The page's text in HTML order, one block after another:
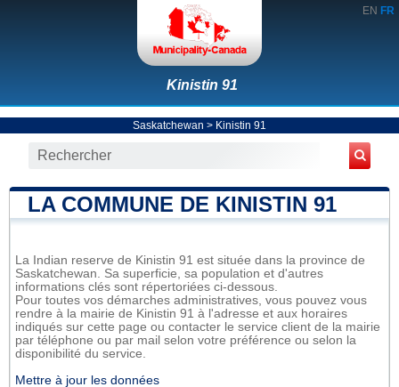
EN FR
Kinistin 91
Saskatchewan > Kinistin 91
LA COMMUNE DE KINISTIN 91
La Indian reserve de Kinistin 91 est située dans la province de
Saskatchewan. Sa superficie, sa population et d'autres
informations clés sont répertoriées ci-dessous.
Pour toutes vos démarches administratives, vous pouvez vous
rendre à la mairie de Kinistin 91 à l'adresse et aux horaires
indiqués sur cette page ou contacter le service client de la mairie
par téléphone ou par mail selon votre préférence ou selon la
disponibilité du service.
Mettre à jour les données